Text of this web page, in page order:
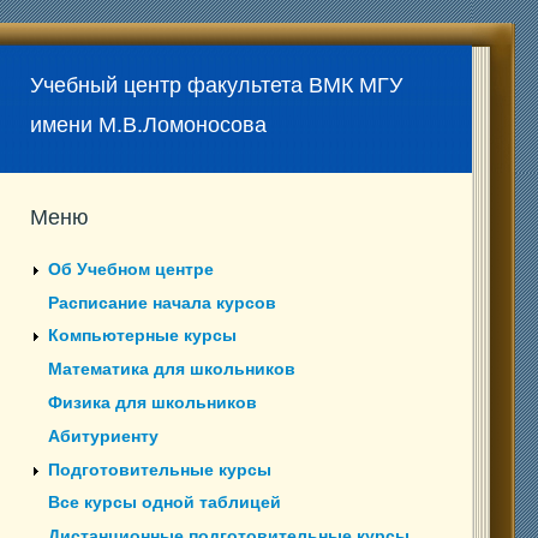
Учебный центр факультета ВМК МГУ
имени М.В.Ломоносова
Меню
Об Учебном центре
Расписание начала курсов
Компьютерные курсы
Математика для школьников
Физика для школьников
Абитуриенту
Подготовительные курсы
Все курсы одной таблицей